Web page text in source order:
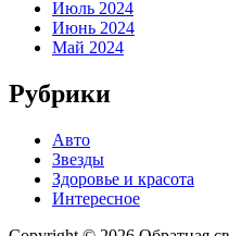
Июль 2024
Июнь 2024
Май 2024
Рубрики
Авто
Звезды
Здоровье и красота
Интересное